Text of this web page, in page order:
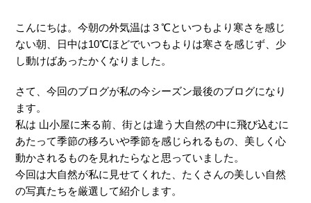
こんにちは。今朝の外気温は３℃といつもより寒さを感じ
ない朝、日中は10℃ほどでいつもよりは寒さを感じず、少
し動けばあったかくなりました。
さて、今回のブログが私の今シーズン最後のブログになり
ます。
私は 山小屋に来る前、街とは違う大自然の中に飛び込むに
あたって季節の移ろいや季節を感じられるもの、美しく心
動かされるものを見れたらなと思っていました。
今回は大自然が私に見せてくれた、たくさんの美しい自然
の写真たちを厳選して紹介します。